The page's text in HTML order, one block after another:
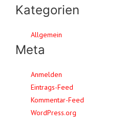
Kategorien
Allgemein
Meta
Anmelden
Eintrags-Feed
Kommentar-Feed
WordPress.org